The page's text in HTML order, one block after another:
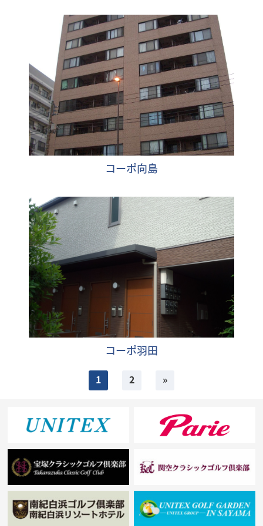
コーポ向島
コーポ羽田
1 2 »